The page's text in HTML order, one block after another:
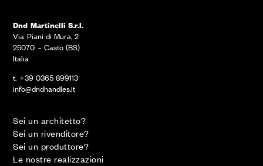
Dnd Martinelli S.r.l.
Via Piani di Mura, 2
25070 – Casto (BS)
Italia
t. +39 0365 899113
info@dndhandles.it
Sei un architetto?
Sei un rivenditore?
Sei un produttore?
Le nostre realizzazioni